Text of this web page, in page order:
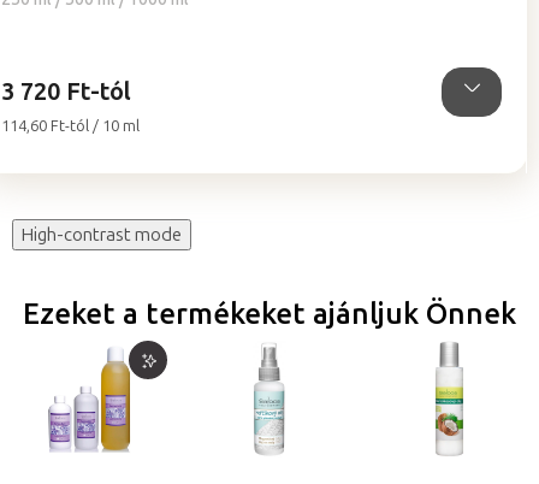
3 720 Ft-tól
Egységár:
114,60 Ft-tól / 10 ml
High-contrast mode
Ezeket a termékeket ajánljuk Önnek